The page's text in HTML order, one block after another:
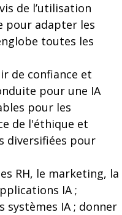
de l’utilisation
pour adapter les
toutes les
de confiance et
pour une IA
pour les
de l'éthique et
diversifiées pour
RH, le marketing, la
IA ;
IA ; donner